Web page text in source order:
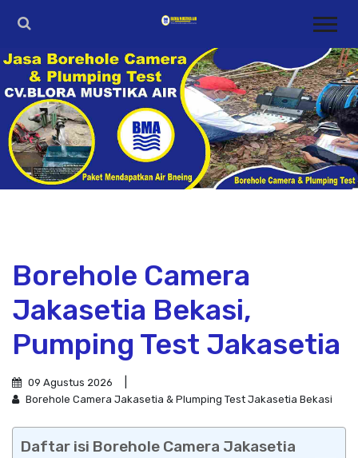
Borehole Camera
Jakasetia Bekasi,
Pumping Test Jakasetia
09 Agustus 2026
Borehole Camera Jakasetia & Plumping Test Jakasetia Bekasi
Daftar isi Borehole Camera Jakasetia